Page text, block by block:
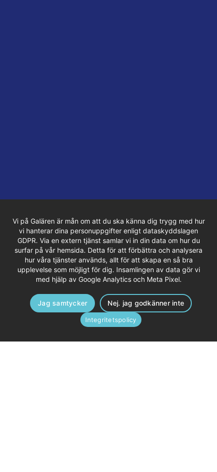
Vi på Galären är mån om att du ska känna dig trygg med hur
vi hanterar dina personuppgifter enligt dataskyddslagen
GDPR. Via en extern tjänst samlar vi in din data om hur du
surfar på vår hemsida. Detta för att förbättra och analysera
hur våra tjänster används, allt för att skapa en så bra
upplevelse som möjligt för dig. Insamlingen av data gör vi
med hjälp av Google Analytics och Meta Pixel.
Jag samtycker Nej. jag godkänner inte
Integritetspolicy